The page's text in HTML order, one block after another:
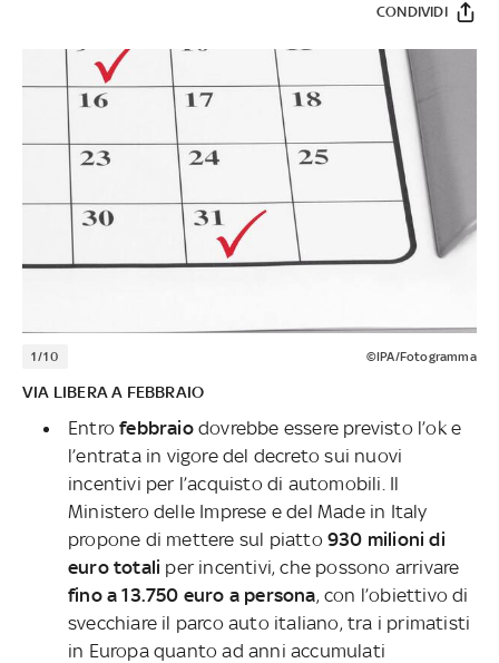
CONDIVIDI
1/10 ©IPA/Fotogramma
VIA LIBERA A FEBBRAIO
Entrofebbraio dovrebbe essere previsto l’ok e
l’entrata in vigore del decreto sui nuovi
incentivi per l’acquisto di automobili. Il
Ministero delle Imprese e del Made in Italy
propone di mettere sul piatto 930 milioni di
euro totali per incentivi, che possono arrivare
fino a 13.750 euro a persona, con l’obiettivo di
svecchiare il parco auto italiano, tra i primatisti
in Europa quanto ad anni accumulati